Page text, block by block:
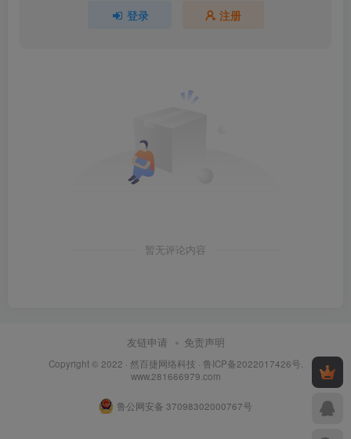
登录 注册
暂无评论内容
友链申请 免责声明
Copyright © 2022 · 然百捷网络科技 · 鲁ICP备2022017426号.
www.281666979.com
鲁公网安备 37098302000767号